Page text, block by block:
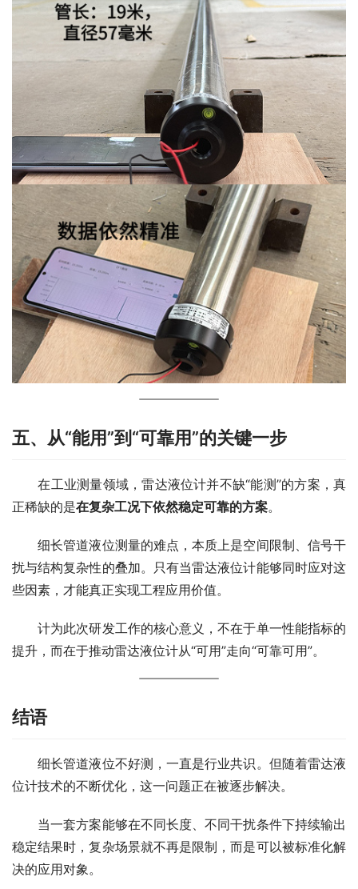
五、从“能用”到“可靠用”的关键一步
在工业测量领域，雷达液位计并不缺“能测”的方案，真
正稀缺的是在复杂工况下依然稳定可靠的方案。
细长管道液位测量的难点，本质上是空间限制、信号干
扰与结构复杂性的叠加。只有当雷达液位计能够同时应对这
些因素，才能真正实现工程应用价值。
计为此次研发工作的核心意义，不在于单一性能指标的
提升，而在于推动雷达液位计从“可用”走向“可靠可用”。
结语
细长管道液位不好测，一直是行业共识。但随着雷达液
位计技术的不断优化，这一问题正在被逐步解决。
当一套方案能够在不同长度、不同干扰条件下持续输出
稳定结果时，复杂场景就不再是限制，而是可以被标准化解
决的应用对象。